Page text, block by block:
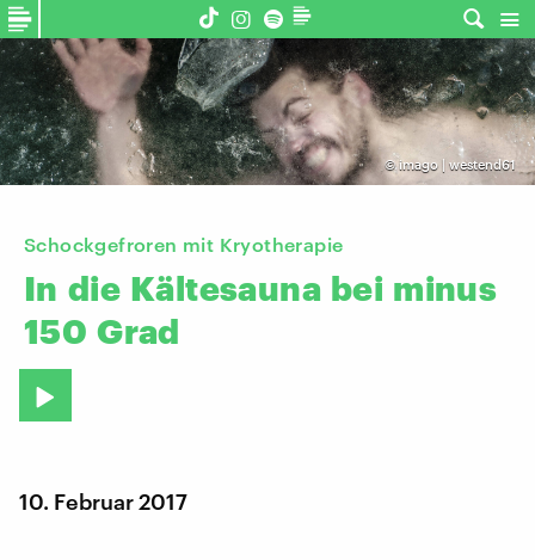
©imago | westend61
Schockgefroren mit Kryotherapie
In die Kältesauna bei minus
150 Grad
10. Februar 2017